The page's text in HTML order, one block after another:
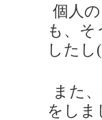
個人
も、
した
また
をしま